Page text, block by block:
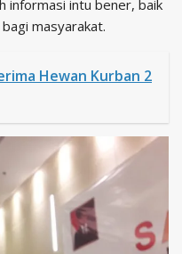
informasi intu bener, baik
masyarakat.
Hewan Kurban 2